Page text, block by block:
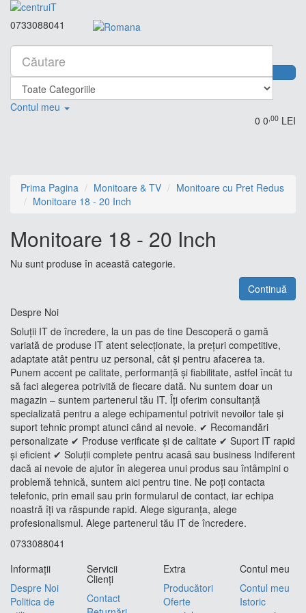
0733088041
Contul meu
0 0,00 LEI
Prima Pagina Monitoare & TV
Monitoare cu Pret Redus
Monitoare 18 - 20 Inch
Monitoare 18 - 20 Inch
Nu sunt produse în această categorie.
Continuă
Despre Noi
Soluții IT de încredere, la un pas de tine Descoperă o gamă
variată de produse IT atent selecționate, la prețuri competitive,
adaptate atât pentru uz personal, cât și pentru afacerea ta.
Punem accent pe calitate, performanță și fiabilitate, astfel încât tu
să faci alegerea potrivită de fiecare dată. Nu suntem doar un
magazin – suntem partenerul tău IT. Îți oferim consultanță
specializată pentru a alege echipamentul potrivit nevoilor tale și
suport tehnic prompt atunci când ai nevoie. ✔ Recomandări
personalizate ✔ Produse verificate și de calitate ✔ Suport IT rapid
și eficient ✔ Soluții complete pentru acasă sau business Indiferent
dacă ai nevoie de ajutor în alegerea unui produs sau întâmpini o
problemă tehnică, suntem aici pentru tine. Ne poți contacta
telefonic, prin email sau prin formularul de contact, iar echipa
noastră îți va răspunde rapid. Alege siguranța, alege
profesionalismul. Alege partenerul tău IT de încredere.
0733088041
Informaţii
Despre Noi
Politica de
Servicii
Clienţi
Contact
Extra
Producători
Oferte
Contul meu
Contul meu
Istoric